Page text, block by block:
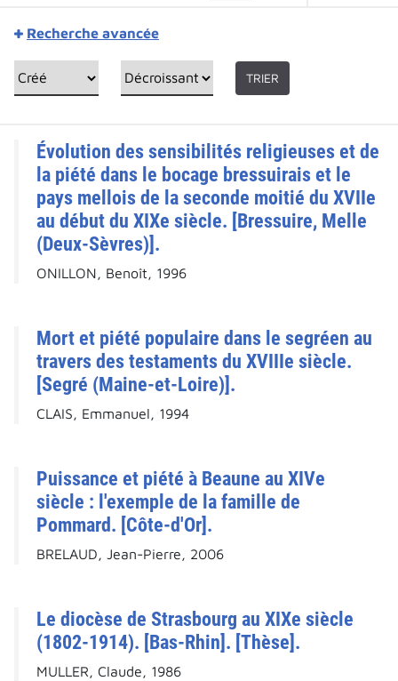
Recherche avancée
TRIER
Évolution des sensibilités religieuses et de
la piété dans le bocage bressuirais et le
pays mellois de la seconde moitié du XVIIe
au début du XIXe siècle. [Bressuire, Melle
(Deux-Sèvres)].
ONILLON, Benoît, 1996
Mort et piété populaire dans le segréen au
travers des testaments du XVIIIe siècle.
[Segré (Maine-et-Loire)].
CLAIS, Emmanuel, 1994
Puissance et piété à Beaune au XIVe
siècle : l'exemple de la famille de
Pommard. [Côte-d'Or].
BRELAUD, Jean-Pierre, 2006
Le diocèse de Strasbourg au XIXe siècle
(1802-1914). [Bas-Rhin]. [Thèse].
MULLER, Claude, 1986